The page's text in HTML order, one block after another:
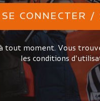
SE CONNECTER /
tout moment. Vous
les conditions